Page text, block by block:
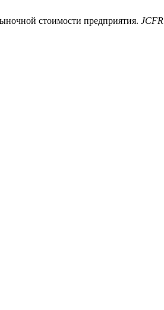
стоимости предприятия. JCFR